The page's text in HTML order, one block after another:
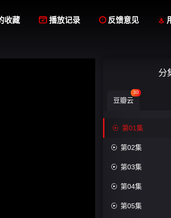
收藏  播放记录  反馈意见 
分
豆瓣云
30
 第01集
 第02集
 第03集
 第04集
 第05集